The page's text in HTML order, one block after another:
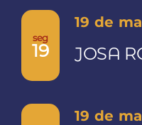
seg
19 JOSA
19 de
19 de